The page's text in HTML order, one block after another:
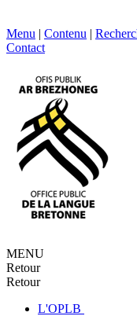
Menu | Contenu |
Contact
MENU
Retour
Retour
L'OPLB